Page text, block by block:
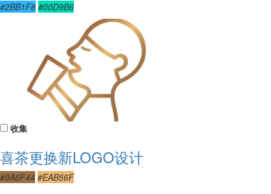
#2BB1F8 #00D9B6
收集
喜茶更换新LOGO设计
#9A6F44 #EAB56F